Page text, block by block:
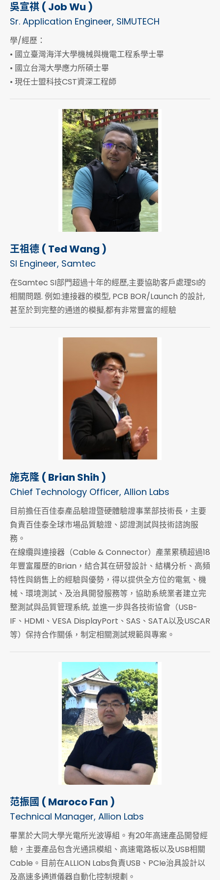
吳宣祺 ( Job Wu )
Sr. Application Engineer, SIMUTECH
學/經歷：
• 國立臺灣海洋大學機械與機電工程系學士畢
• 國立台灣大學應力所碩士畢
• 現任士盟科技CST資深工程師
王祖德 ( Ted Wang )
SI Engineer, Samtec
在Samtec SI部門超過十年的經歷,主要協助客戶處理SI的
相關問題. 例如:連接器的模型, PCB BOR/Launch 的設計,
甚至於到完整的通道的模擬,都有非常豐富的經驗
施克隆 ( Brian Shih )
Chief Technology Officer, Allion Labs
目前擔任百佳泰產品驗證暨硬體驗證事業部技術長，主要
負責百佳泰全球市場品質驗證、認證測試與技術諮詢服
務。
在線纜與連接器（Cable & Connector）產業累積超過18
年豐富履歷的Brian，結合其在研發設計、結構分析、高頻
特性與銷售上的經驗與優勢，得以提供全方位的電氣、機
械、環境測試、及治具開發服務等，協助系統業者建立完
整測試與品質管理系統, 並進一步與各技術協會（USB-
IF、HDMI、VESA DisplayPort、SAS、SATA以及USCAR
等）保持合作關係，制定相關測試規範與專案。
范振國 ( Maroco Fan )
Technical Manager, Allion Labs
畢業於大同大學光電所光波導組。有20年高速產品開發經
驗，主要產品包含光通訊模組、高速電路板以及USB相關
Cable。目前在ALLION Labs負責USB、PCIe治具設計以
及高速多通道儀器自動化控制規劃。